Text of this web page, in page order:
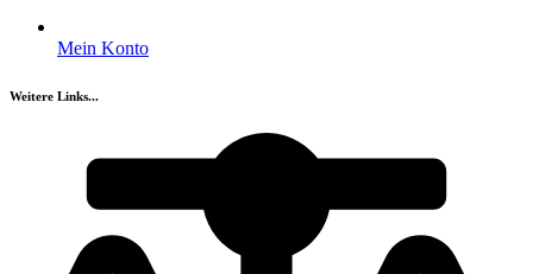
Mein Konto
Weitere Links...